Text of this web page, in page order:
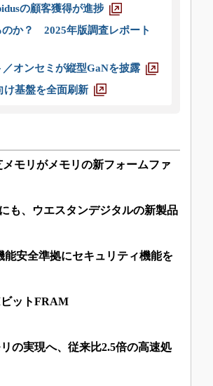
の顧客獲得が進捗
か？ 2025年版調査レポート
オンセミが縦型GaNを披露
基盤を全面刷新
モリがメモリの新フォームファ
も、ウエスタンデジタルの新製品
安全準拠にセキュリティ機能を
ットFRAM
の実現へ、従来比2.5倍の高速処